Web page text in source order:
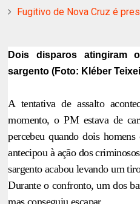
Fugitivo de Nova Cruz é
Dois disparos atingiram
sargento (Foto: Kléber
A tentativa de assalto
momento, o PM estava de
percebeu quando dois
antecipou à ação dos
sargento acabou levando um
Durante o confronto, um dos
mas conseguiu escapar.